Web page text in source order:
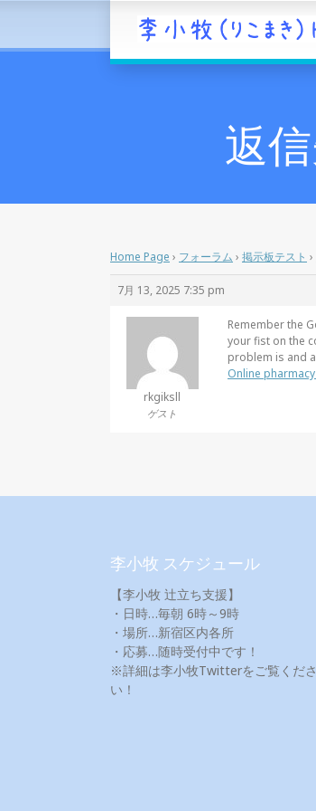
返
Home Page › フォーラム › 掲示板テスト ›
7月 13, 2025 7:35 pm
rkgiksll
ゲスト
Remember the
your fist on the
problem is and
Online
李小牧 スケジュール
【李小牧 辻立ち支援】
・日時…毎朝 6時～9時
・場所…新宿区内各所
・応募…随時受付中です！
※詳細は李小牧Twitterをご覧くださ
い！